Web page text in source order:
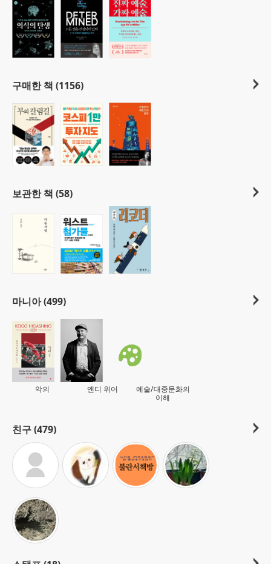
구매한 책 (1156)
보관한 책 (58)
마니아 (499)
악의 앤디 위어
예술/대중문화의
이해
친구 (479)